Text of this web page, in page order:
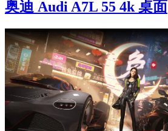
奥迪 Audi A7L 55 4k 桌面